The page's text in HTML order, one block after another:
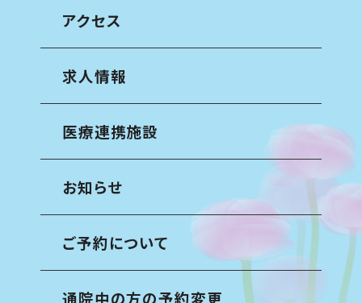
アクセス
求人情報
医療連携施設
お知らせ
ご予約について
通院中の方の予約変更